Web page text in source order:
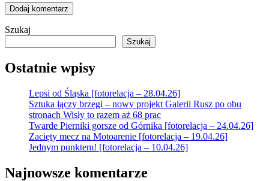
Szukaj
Szukaj
Ostatnie wpisy
Lepsi od Śląska [fotorelacja – 28.04.26]
Sztuka łączy brzegi – nowy projekt Galerii Rusz po obu
stronach Wisły to razem aż 68 prac
Twarde Pierniki gorsze od Górnika [fotorelacja – 24.04.26]
Zacięty mecz na Motoarenie [fotorelacja – 19.04.26]
Jednym punktem! [fotorelacja – 10.04.26]
Najnowsze komentarze